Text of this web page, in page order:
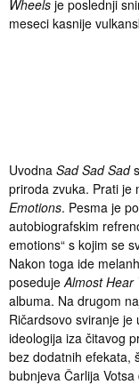
Wheels je poslednji
meseci kasnije
Uvodna Sad Sad Sad
priroda zvuka. Prati je
Emotions. Pesma je
autobiografskim
emotions“ s kojim se
Nakon toga ide
posedujeAlmost Hear
albuma. Na drugom
Ričardsovo sviranje
ideologija iza čitavog
bez dodatnih efekata,
bubnjeva Čarlija